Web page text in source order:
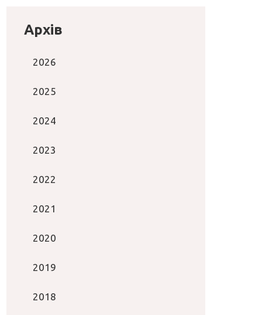
Архів
2026
2025
2024
2023
2022
2021
2020
2019
2018